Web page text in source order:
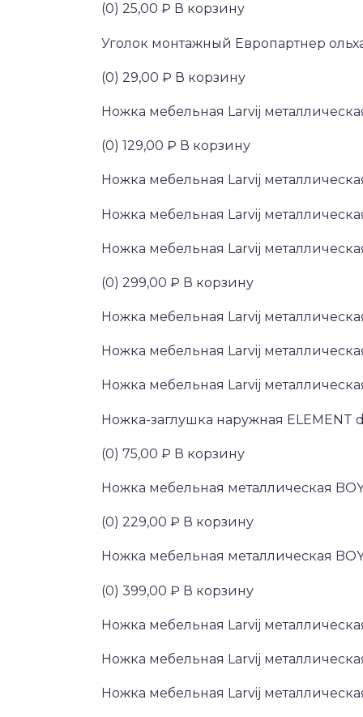
(0) 25,00 ₽ В корзину
Уголок монтажный Европартнер
(0) 29,00 ₽ В корзину
Ножка мебельная Larvij
(0) 129,00 ₽ В корзину
Ножка мебельная Larvij
Ножка мебельная Larvij
Ножка мебельная Larvij
(0) 299,00 ₽ В корзину
Ножка мебельная Larvij
Ножка мебельная Larvij
Ножка мебельная Larvij
Ножка-заглушка наружная ELEMENT
(0) 75,00 ₽ В корзину
Ножка мебельная металлическая
(0) 229,00 ₽ В корзину
Ножка мебельная металлическая
(0) 399,00 ₽ В корзину
Ножка мебельная Larvij
Ножка мебельная Larvij
Ножка мебельная Larvij